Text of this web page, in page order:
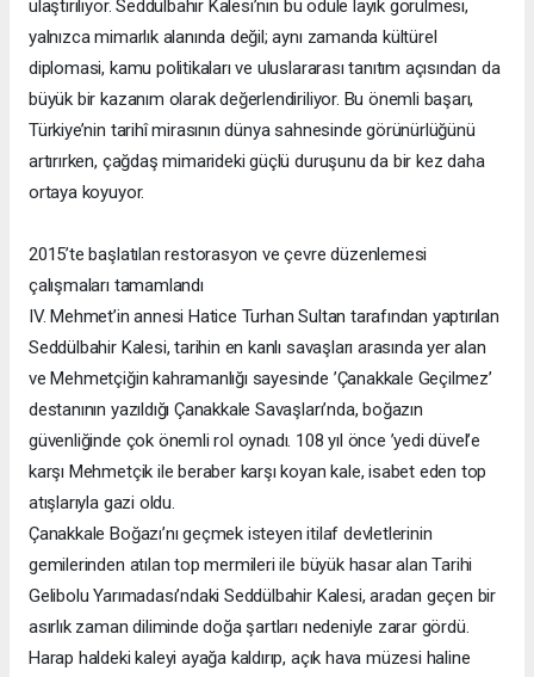
ulaştırılıyor. Seddülbahir Kalesi’nin bu ödüle layık görülmesi,
yalnızca mimarlık alanında değil; aynı zamanda kültürel
diplomasi, kamu politikaları ve uluslararası tanıtım açısından da
büyük bir kazanım olarak değerlendiriliyor. Bu önemli başarı,
Türkiye’nin tarihî mirasının dünya sahnesinde görünürlüğünü
artırırken, çağdaş mimarideki güçlü duruşunu da bir kez daha
ortaya koyuyor.
2015’te başlatılan restorasyon ve çevre düzenlemesi
çalışmaları tamamlandı
IV. Mehmet’in annesi Hatice Turhan Sultan tarafından yaptırılan
Seddülbahir Kalesi, tarihin en kanlı savaşları arasında yer alan
ve Mehmetçiğin kahramanlığı sayesinde ’Çanakkale Geçilmez’
destanının yazıldığı Çanakkale Savaşları’nda, boğazın
güvenliğinde çok önemli rol oynadı. 108 yıl önce ’yedi düvel’e
karşı Mehmetçik ile beraber karşı koyan kale, isabet eden top
atışlarıyla gazi oldu.
Çanakkale Boğazı’nı geçmek isteyen itilaf devletlerinin
gemilerinden atılan top mermileri ile büyük hasar alan Tarihi
Gelibolu Yarımadası’ndaki Seddülbahir Kalesi, aradan geçen bir
asırlık zaman diliminde doğa şartları nedeniyle zarar gördü.
Harap haldeki kaleyi ayağa kaldırıp, açık hava müzesi haline